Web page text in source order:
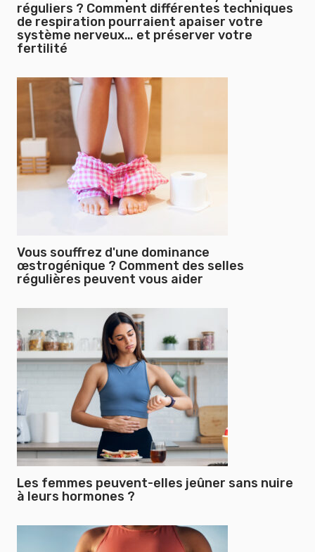
réguliers ? Comment différentes techniques
de respiration pourraient apaiser votre
système nerveux… et préserver votre
fertilité
Vous souffrez d'une dominance
œstrogénique ? Comment des selles
régulières peuvent vous aider
Les femmes peuvent-elles jeûner sans nuire
à leurs hormones ?